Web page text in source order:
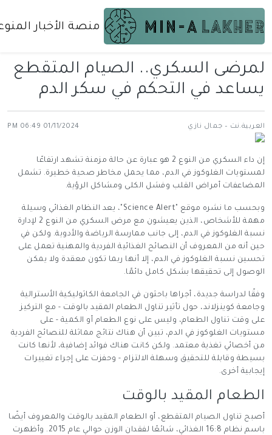
منصة الأخبار
لمرضى السكري.. الصيام المتقطع
يساعد في التحكم في سكر الدم
العربية.نت – جمال نازي 01/11/2024 06:49 PM
إن داء السكري من النوع 2 هو عبارة عن حالة مزمنة تشهد ارتفاعًا
لمستويات الغلوكوز في الدم، مما يحمل مخاطر صحية خطيرة. تشمل
المضاعفات أمراض القلب وفشل الكلى ومشاكل الرؤية.
وبحسب ما نشره موقع "Science Alert"، يعد النظام الغذائي وسيلة
مهمة للأشخاص، الذين يعيشون مع مرض السكري من النوع 2 لإدارة
نسبة الغلوكوز في الدم، إلى جانب ممارسة الرياضة والأدوية. ولكن في
حين أنه من المعروف أن النصائح الغذائية الفردية والمهنية تعمل على
تحسين نسبة الغلوكوز في الدم، إلا أنها ربما تكون معقدة ولا يمكن
الوصول إلى تحقيقها بشكل كامل دائمًا.
وفقًا لدراسة جديدة، أجراها باحثون في الجامعة الكاثوليكية الأسترالية
وجامعة كوينزلاند، حول تأثير تناول الطعام المقيد بالوقت - مع التركيز
على وقت تناول الطعام، وليس على نوع الطعام أو الكمية - على
مستويات الغلوكوز في الدم، تبين أن هناك نتائج مماثلة للنصائح الفردية
من أخصائي تغذية معتمد. ولكن كانت هناك فوائد إضافية، لأنها كانت
بسيطة وقابلة للتحقيق وسهلة الالتزام - وحفزت على إجراء تغييرات
إيجابية أخرى.
الطعام المقيد بالوقت
أصبح تناول الصيام المتقطع، أو الطعام المقيد بالوقت والمعروف أيضًا
باسم نظام 16:8 الغذائي، شائعًا لفقدان الوزن حوالي عام 2015. وأظهرت